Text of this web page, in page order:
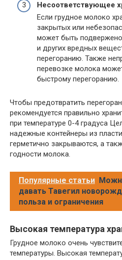
Несоответствующее
Если грудное молоко
закрытых или
может быть
и других вредных
перегоранию. Также
перевозке молока
быстрому перегоранию.
Чтобы предотвратить
рекомендуется правильно
при температуре 0-4 градуса
надежные контейнеры из
герметично закрываются, а
годности молока.
Популярные статьи
давать Тавегил
польза и ограничения
Высокая температура
Грудное молоко очень
температуры. Высокая